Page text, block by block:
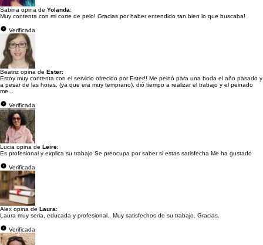
Sabina opina de Yolanda:
Muy contenta con mi corte de pelo! Gracias por haber entendido tan bien lo que buscaba!
Verificada
Beatriz opina de Ester:
Estoy muy contenta con el servicio ofrecido por Ester!! Me peinó para una boda el año pasado y
a pesar de las horas, (ya que era muy temprano), dió tiempo a realizar el trabajo y el peinado
me...
Verificada
Lucia opina de Leire:
Es profesional y explica su trabajo Se preocupa por saber si estas satisfecha Me ha gustado
Verificada
Alex opina de Laura:
Laura muy seria, educada y profesional.. Muy satisfechos de su trabajo. Gracias.
Verificada